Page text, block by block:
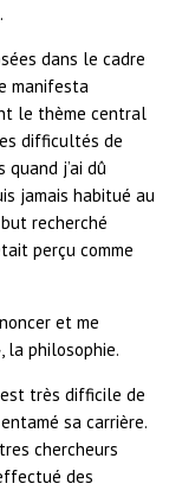
dans le cadre
manifesta
le thème central
difficultés de
quand j’ai dû
jamais habitué au
recherché
perçu comme
et me
la philosophie.
est très difficile de
sa carrière.
chercheurs
des